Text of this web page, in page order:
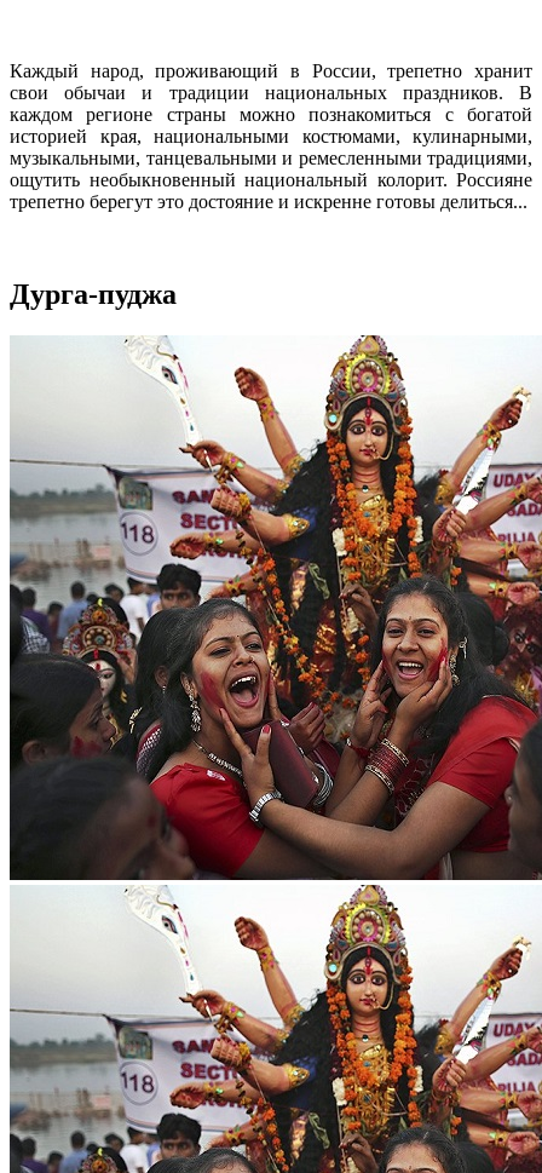
Каждый народ, проживающий в России, трепетно хранит
свои обычаи и традиции национальных праздников. В
каждом регионе страны можно познакомиться с богатой
историей края, национальными костюмами, кулинарными,
музыкальными, танцевальными и ремесленными традициями,
ощутить необыкновенный национальный колорит. Россияне
трепетно берегут это достояние и искренне готовы делиться...
Дурга-пуджа